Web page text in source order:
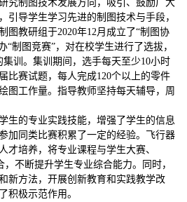
究制图技术发展方向，吸引、鼓励广大
引导学生学习先进的制图技术与手段，
图教研组于2020年12月成立了“制图协
“制图竞赛”，对在校学生进行了选拔，
训。集训期间，选手每天至少10小时
比赛试题，每人完成120个以上的零件
图工作量。指导教师坚持每天辅导，周
生的专业实践技能，增强了学生的信息
加同类比赛积累了一定的经验。飞行器
才培养，将专业课程与学生大赛、
不断提升学生专业综合能力。同时，
新方法，开展创新教育和实践教学改
积极示范作用。